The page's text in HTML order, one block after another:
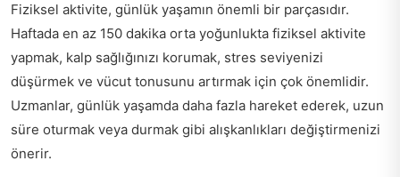
Fiziksel aktivite, günlük yaşamın önemli bir parçasıdır.
Haftada en az 150 dakika orta yoğunlukta fiziksel aktivite
yapmak, kalp sağlığınızı korumak, stres seviyenizi
düşürmek ve vücut tonusunu artırmak için çok önemlidir.
Uzmanlar, günlük yaşamda daha fazla hareket ederek, uzun
süre oturmak veya durmak gibi alışkanlıkları değiştirmenizi
önerir.